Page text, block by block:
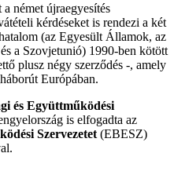
német újraegyesítés
kérdéseket is rendezi a két
(az Egyesült Államok, az
a Szovjetunió) 1990-ben kötött
plusz négy szerződés -, amely
Európában.
és Együttműködési
is elfogadta az
Szervezetet (EBESZ)